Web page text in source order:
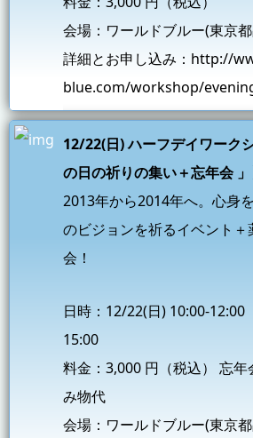
会場：ワールドブルー(東京
詳細とお申し込み： http://
blue.com/workshop/
12/22(日) ハーフデイワーク
の日の祈りの集い＋忘年会 」
2013年から2014年へ。心身
のビジョンを祈るイベント
会！
日時：12/22(日) 10:00-
15:00
料金：3,000 円（税込） 忘年
み物代
会場：ワールドブルー(東京